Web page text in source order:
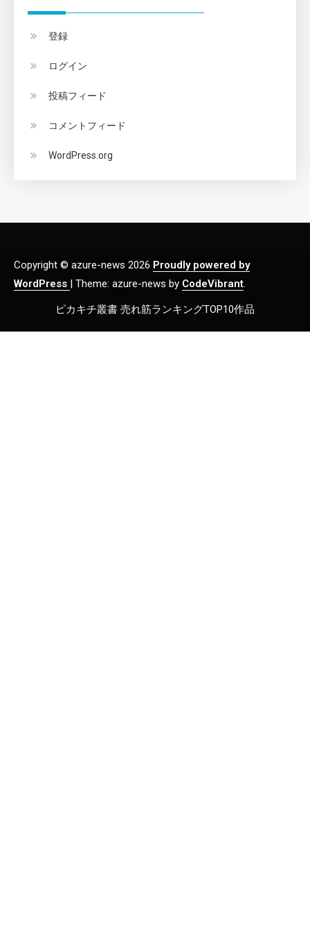
登録
ログイン
投稿フィード
コメントフィード
WordPress.org
Copyright © azure-news 2026 Proudly powered by
WordPress | Theme: azure-news by CodeVibrant.
ピカキチ叢書 売れ筋ランキングTOP10作品